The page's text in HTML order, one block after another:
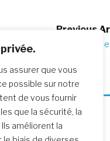
assurer que vous
possible sur notre
de vous fournir
que la sécurité, la
améliorent la
Post
Previous
Intentions